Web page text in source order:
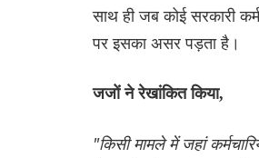
साथ ही जब कोई सरकारी
पर इसका असर पड़ता है।
जजों ने रेखांकित किया,
"किसी मामले में जहां